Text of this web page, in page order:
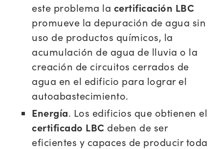
este problema la certificación LBC
promueve la depuración de agua sin
uso de productos químicos, la
acumulación de agua de lluvia o la
creación de circuitos cerrados de
agua en el edificio para lograr el
autoabastecimiento.
Energía. Los edificios que obtienen el
certificado LBC deben de ser
eficientes y capaces de producir toda